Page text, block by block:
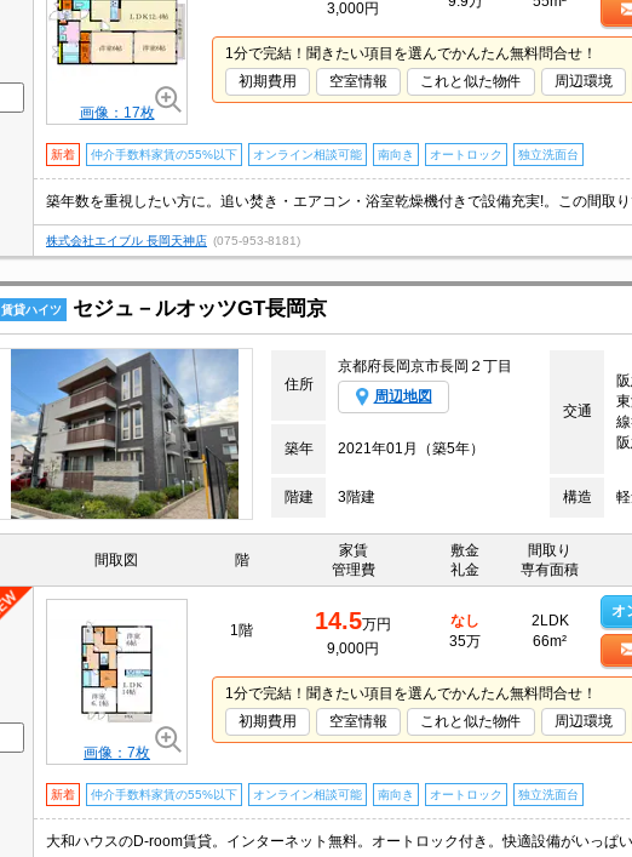
画像：17枚
3,000円
1分で完結！聞きたい項目を選んでかんたん無料問合せ！
初期費用
空室情報 これと似た物件 周辺環境
新着 仲介手数料家賃の55%以下 オンライン相談可能 南向き オートロック 独立洗面台
株式会社エイブル 長岡天神店 (075-953-8181)
賃貸ハイツ セジュ－ルオッツGT長岡京
住所
京都府長岡京市長岡２丁目
周辺地図
交通
築年 2021年01月（築5年）
階建 3階建 構造
間取図 階
家賃
管理費
敷金
礼金
間取り
専有面積
画像：7枚
1階 14.5万円
9,000円
なし
35万
2LDK
66m²
オ
1分で完結！聞きたい項目を選んでかんたん無料問合せ！
初期費用
空室情報 これと似た物件 周辺環境
新着 仲介手数料家賃の55%以下 オンライン相談可能 南向き オートロック 独立洗面台